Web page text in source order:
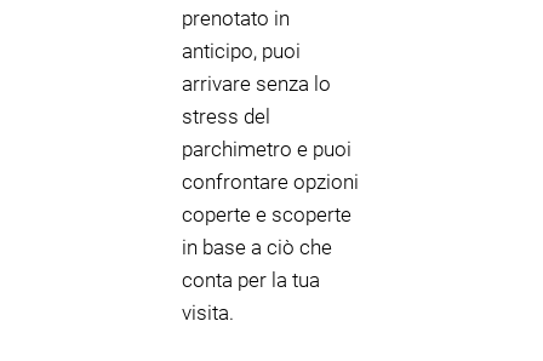
prenotato in
anticipo, puoi
arrivare senza lo
stress del
parchimetro e puoi
confrontare opzioni
coperte e scoperte
in base a ciò che
conta per la tua
visita.